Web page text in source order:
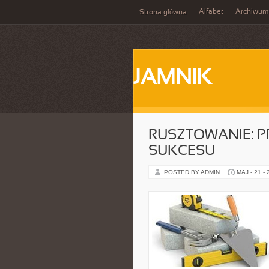
Strona główna Alfabet Archiwum
JAMNIK
RUSZTOWANIE:
SUKCESU
POSTED BY ADMIN MAJ - 21 -